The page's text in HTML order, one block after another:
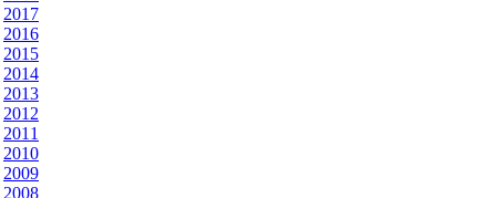
2017
2016
2015
2014
2013
2012
2011
2010
2009
2008